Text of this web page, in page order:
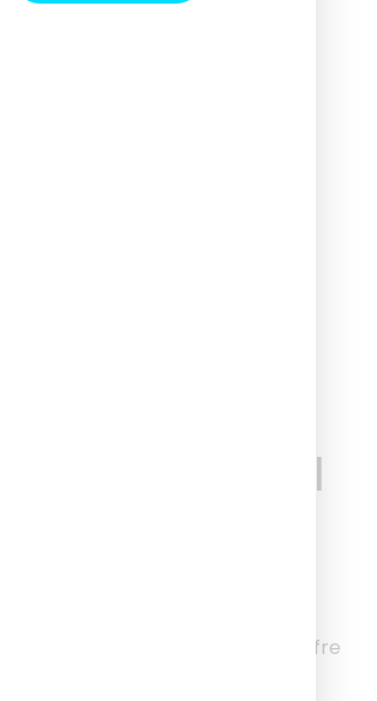
E IN EUROPA CON SULGA
SOLUZIONI
TUOI VIAGGI
E IN
un viaggio verso una città
o una capitale europea, Sulga offre
bus Gran Turismo per